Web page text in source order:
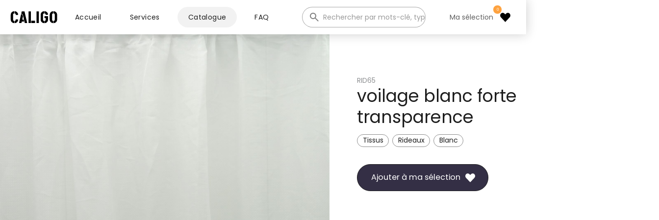
Accueil Services Catalogue FAQ Ma sélection
0
RID65
voilage blanc forte
transparence
Tissus Rideaux Blanc
Ajouter à ma sélection